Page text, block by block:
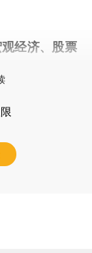
观经济、股票